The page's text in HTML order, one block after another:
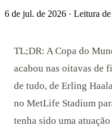
6 de jul. de 2026 · Leitura
TL;DR: A Copa do
acabou nas oitavas de
de tudo, de Erling
no MetLife Stadium
tenha sido uma